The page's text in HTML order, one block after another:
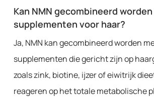
Kan NMN gecombineerd
supplementen voor haar?
Ja, NMN kan gecombineerd worden
supplementen die gericht zijn op
zoals zink, biotine, ijzer of eiwitrijk
reageren op het totale metabolische